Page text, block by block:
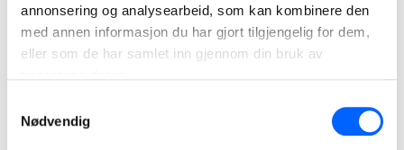
annonsering og analysearbeid, som kan kombinere den
med annen informasjon du har gjort tilgjengelig for dem,
eller som de har samlet inn gjennom din bruk av
Nødvendig
studentboliger,kontorbyggetValle V ision i Oslo, samtNy
Sikkerhetspsykiatri på Ila i Bærum,Sarpsborg bibliotek,
Hokksund renseanlegg, Tønsberg tinghus,ogGranåsen